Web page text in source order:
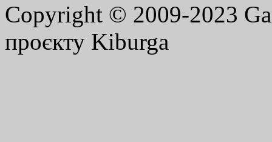
Copyright © 2009-2023
проєкту Kiburga